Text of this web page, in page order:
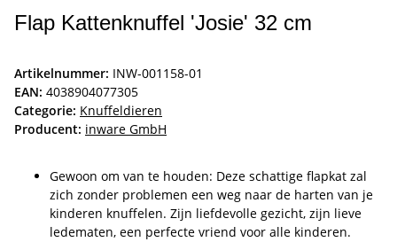
Flap Kattenknuffel 'Josie' 32 cm
Artikelnummer: INW-001158-01
EAN: 4038904077305
Categorie: Knuffeldieren
Producent: inware GmbH
Gewoon om van te houden: Deze schattige flapkat zal
zich zonder problemen een weg naar de harten van je
kinderen knuffelen. Zijn liefdevolle gezicht, zijn lieve
ledematen, een perfecte vriend voor alle kinderen.